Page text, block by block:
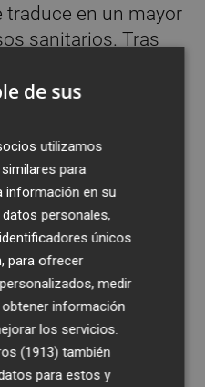
en un mayor
sanitarios. Tras
la edad, el estado
crónicas, el nivel
familiar, los
diferencias
de
consumo de
al dentista.
autores a plantear
podría
sociales o
"Nuestros
de sus
utilizamos
para
información en su
personales,
únicos
para ofrecer
medir
información
los servicios.
(1913) también
para estos y